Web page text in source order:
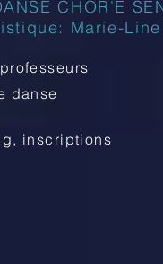
CHOR'E
Marie-
danse
inscriptions